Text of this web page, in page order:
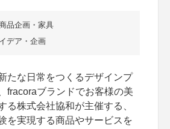
品企画・家具
デア・企画
たな日常をつくるデザインプ
fracoraブランドでお客様の美
る株式会社協和が主催する、
を実現する商品やサービスを